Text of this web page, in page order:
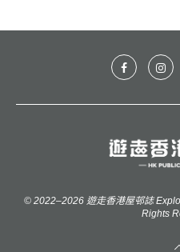
© 2022–2026 遊走香港屋邨誌
Rights